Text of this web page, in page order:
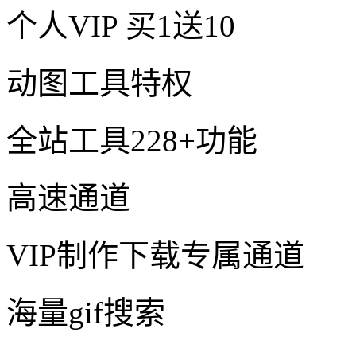
个人VIP 买1送10
动图工具特权
全站工具228+功能
高速通道
VIP制作下载专属通道
海量gif搜索